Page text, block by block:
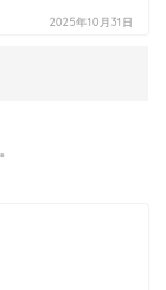
2025年10月31日